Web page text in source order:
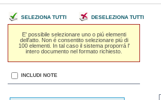
SELEZIONA TUTTI DESELEZIONA TUTTI
E' possibile selezionare uno o piú elementi
dell'atto. Non é consentito selezionare piú di
100 elementi. In tal caso il sistema proporrá l'
intero documento nel formato richiesto.
INCLUDI NOTE